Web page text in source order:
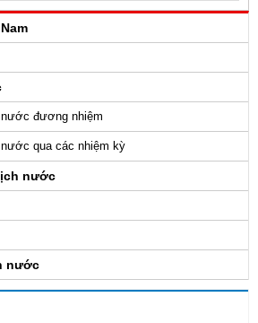
đương nhiệm
qua các nhiệm kỳ
nước
nước